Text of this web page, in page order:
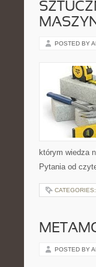
POSTED BY
którym wiedza
Pytania od
CATEGORIES:
POSTED BY